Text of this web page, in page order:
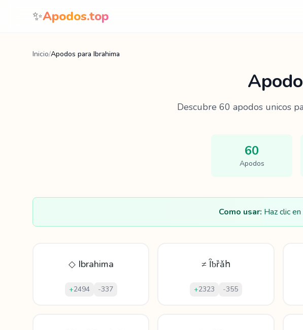
Saltar al contenido
✨Apodos.top
Inicio/Apodos para Ibrahima
Descubre 60 apodos unicos
60
Apodos
Como usar: Haz clic
◇ Ibrahima
+2494 -337
≠ Ȋƅȑǎհ
+2323 -355